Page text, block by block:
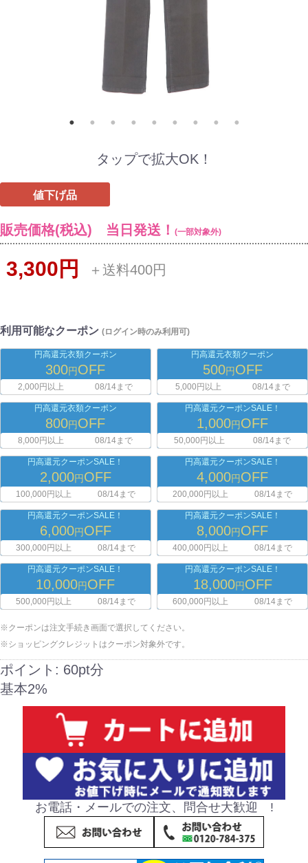
タップで拡大OK！
値下げ品
販売価格(税込) 当日発送！ (一部対象外)
3,300円 ＋送料400円
利用可能なクーポン (ログイン時のみ利用可)
円高還元衣類クーポン
300円OFF
2,000円以上 08/14まで
円高還元衣類クーポン
500円OFF
5,000円以上 08/14まで
円高還元衣類クーポン
800円OFF
8,000円以上 08/14まで
円高還元クーポンSALE！
1,000円OFF
50,000円以上 08/14まで
円高還元クーポンSALE！
2,000円OFF
100,000円以上 08/14まで
円高還元クーポンSALE！
4,000円OFF
200,000円以上 08/14まで
円高還元クーポンSALE！
6,000円OFF
300,000円以上 08/14まで
円高還元クーポンSALE！
8,000円OFF
400,000円以上 08/14まで
円高還元クーポンSALE！
10,000円OFF
500,000円以上 08/14まで
円高還元クーポンSALE！
18,000円OFF
600,000円以上 08/14まで
※クーポンは注文手続き画面で選択してください。
※ショッピングクレジットはクーポン対象外です。
ポイント: 60pt分
基本2%
お電話・メールでの注文、問合せ大歓迎 !